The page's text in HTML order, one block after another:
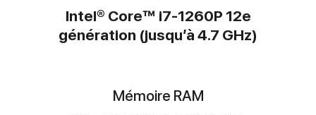
Intel® Core™ i7-1260P 12e
génération (jusqu’à 4.7 GHz)
Mémoire RAM